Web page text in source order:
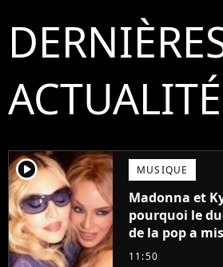
player2 MUSIQUE
Madonna et
pourquoi le
de la pop a
11:50